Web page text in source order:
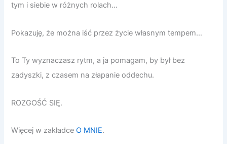
tym i siebie w różnych rolach…
Pokazuję, że można iść przez życie własnym tempem…
To Ty wyznaczasz rytm, a ja pomagam, by był bez
zadyszki, z czasem na złapanie oddechu.
ROZGOŚĆ SIĘ.
Więcej w zakładceO MNIE.